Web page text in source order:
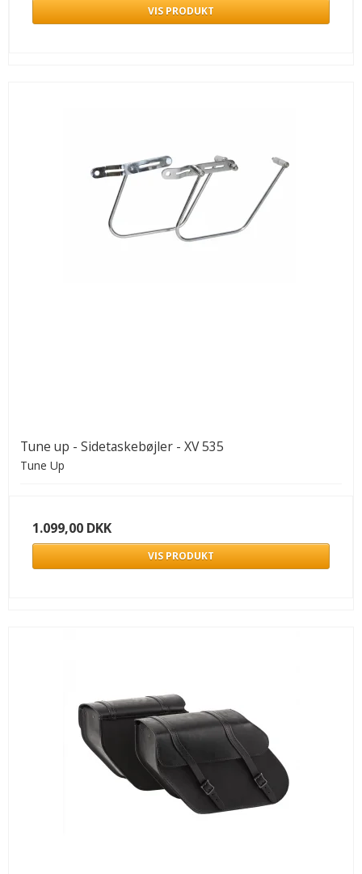
VIS PRODUKT
Tune up - Sidetaskebøjler - XV 535
Tune Up
1.099,00 DKK
VIS PRODUKT